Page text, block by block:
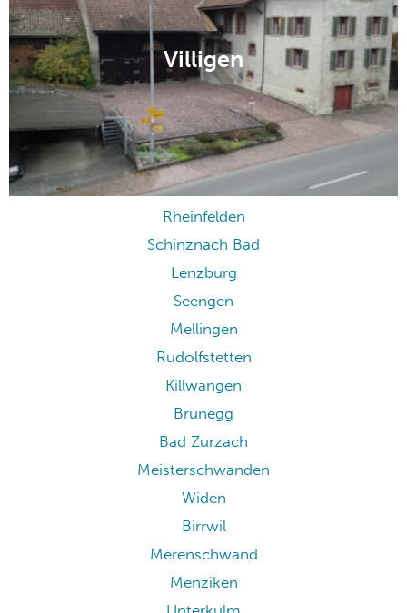
Villigen
Rheinfelden
Schinznach Bad
Lenzburg
Seengen
Mellingen
Rudolfstetten
Killwangen
Brunegg
Bad Zurzach
Meisterschwanden
Widen
Birrwil
Merenschwand
Menziken